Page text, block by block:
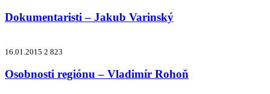
Dokumentaristi – Jakub Varinský
16.01.2015 2 823
Osobnosti regiónu – Vladimír Rohoň